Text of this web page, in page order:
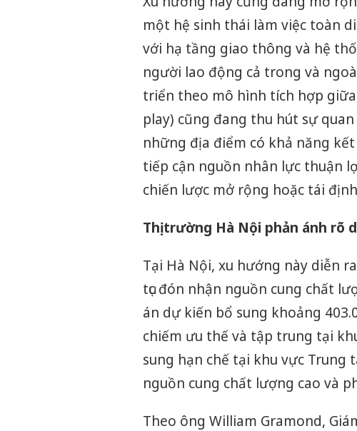
một hệ sinh thái làm việc toàn
với hạ tầng giao thông và hệ
người lao động cả trong và
triển theo mô hình tích hợp
play) cũng đang thu hút sự
những địa điểm có khả năng
tiếp cận nguồn nhân lực thuận
chiến lược mở rộng hoặc tái
Thị trường Hà Nội phản ánh rõ
Tại Hà Nội, xu hướng này diễn
tục đón nhận nguồn cung chất
án dự kiến bổ sung khoảng
chiếm ưu thế và tập trung tại
sung hạn chế tại khu vực Trung
nguồn cung chất lượng cao và
Theo ông William Gramond,